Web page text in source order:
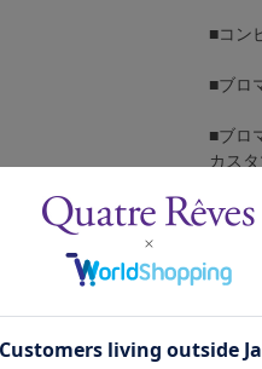
■コン
■ブロ
■ブロ
カス